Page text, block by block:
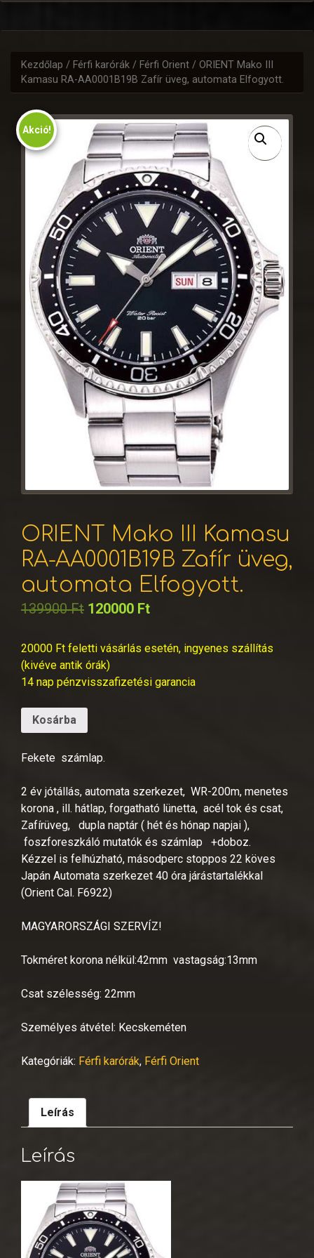
Kezdőlap / Férfi karórák / Férfi Orient / ORIENT Mako III
Kamasu RA-AA0001B19B Zafír üveg, automata Elfogyott.
Akció!
ORIENT Mako III Kamasu
RA-AA0001B19B Zafír üveg,
automata Elfogyott.
139900Ft 120000 Ft
20000 Ft feletti vásárlás esetén, ingyenes szállítás
(kivéve antik órák)
14 nap pénzvisszafizetési garancia
Kosárba
Fekete számlap.
2 év jótállás, automata szerkezet, WR-200m, menetes
korona , ill. hátlap, forgatható lünetta, acél tok és csat,
Zafírüveg, dupla naptár ( hét és hónap napjai ),
foszforeszkáló mutatók és számlap +doboz.
Kézzel is felhúzható, másodperc stoppos 22 köves
Japán Automata szerkezet 40 óra járástartalékkal
(Orient Cal. F6922)
MAGYARORSZÁGI SZERVÍZ!
Tokméret korona nélkül:42mm vastagság:13mm
Csat szélesség: 22mm
Személyes átvétel: Kecskeméten
Kategóriák: Férfi karórák, Férfi Orient
Leírás
Leírás